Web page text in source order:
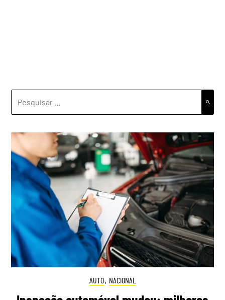
POR:
AUTO, NACIONAL